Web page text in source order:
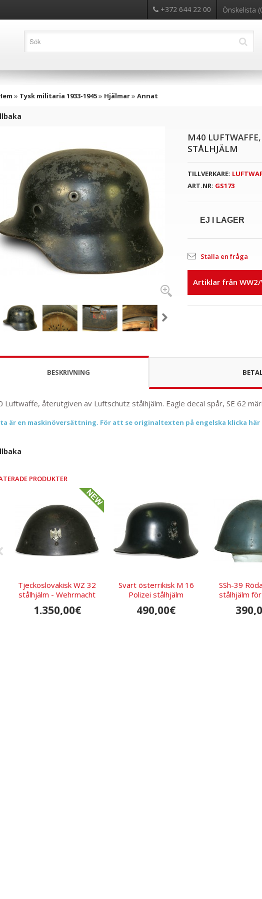
+372 644 22 00 Önskelista
» Tysk militaria 1933-1945» Hjälmar» Annat
M40
STÅLHJÄLM
TILLVERKARE:
ART.NR: GS173
EJ I LAGER
Ställa en fråga
Artiklar från WW2/
BESKRIVNING
Luftwaffe, återutgiven av Luftschutz stålhjälm. Eagle decal spår, SE 62
är en maskinöversättning. För att se originaltexten på engelska klicka här
PRODUKTER
Tjeckoslovakisk WZ 32
stålhjälm - Wehrmacht
1.350,00€
Svart österrikisk M 16
Polizei stålhjälm
490,00€
SSh-39
stålhjälm